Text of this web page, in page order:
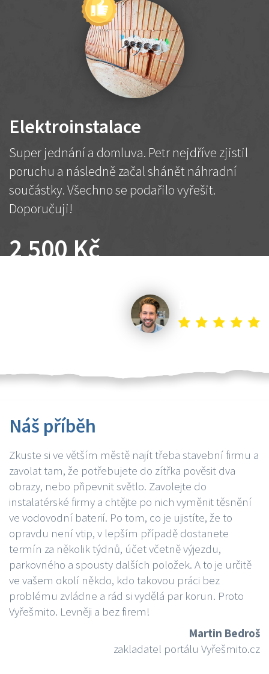
Elektroinstalace
Super jednání a domluva. Petr nejdříve zjistil
poruchu a následně začal shánět náhradní
součástky. Všechno se podařilo vyřešit.
Doporučuji!
2 500 Kč
Náš příběh
Zkuste si ve větším městě najít třeba stavební firmu a
zavolat tam, že potřebujete do zítřka pověsit dva
obrazy, nebo připevnit světlo. Zavolejte do
instalatérské firmy a chtějte po nich vyměnit těsnění
ve vodovodní baterií. Po tom, co je ujistíte, že to
opravdu není vtip, v lepším případě dostanete
termín za několik týdnů, účet včetně výjezdu,
parkovného a spousty dalších položek. A to je určitě
ve vašem okolí někdo, kdo takovou práci bez
problému zvládne a rád si vydělá par korun. Proto
Vyřešmito. Levněji a bez firem!
Martin Bedroš
zakladatel portálu Vyřešmito.cz